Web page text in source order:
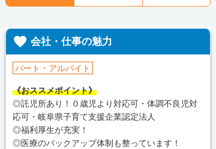
 会社・仕事の魅力
パート・アルバイト
《おススメポイント》
◎託児所あり！０歳児より対応可・体調不良児対
応可・岐阜県子育て支援企業認定法人
◎福利厚生が充実！
◎医療のバックアップ体制も整っています！